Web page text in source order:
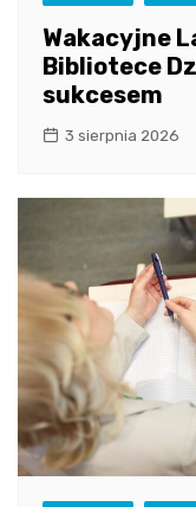
Wakacyjne
Bibliotece
sukcesem
3 sierpnia 2026